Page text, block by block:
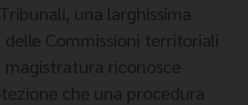
una larghissima
Commissioni territoriali
riconosce
che una procedura